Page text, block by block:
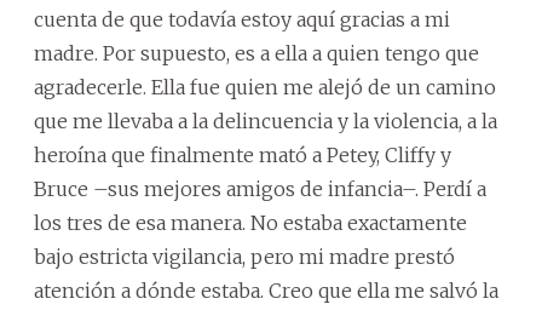
cuenta de que todavía estoy aquí gracias a mi
madre. Por supuesto, es a ella a quien tengo que
agradecerle. Ella fue quien me alejó de un camino
que me llevaba a la delincuencia y la violencia, a la
heroína que finalmente mató a Petey, Cliffy y
Bruce –sus mejores amigos de infancia–. Perdí a
los tres de esa manera. No estaba exactamente
bajo estricta vigilancia, pero mi madre prestó
atención a dónde estaba. Creo que ella me salvó la